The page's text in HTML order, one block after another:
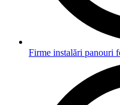
Firme instalări panouri